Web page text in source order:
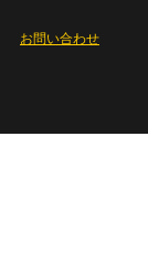
お問い合わせ